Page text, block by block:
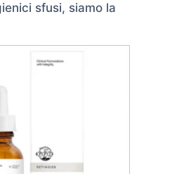
sfusi, siamo la